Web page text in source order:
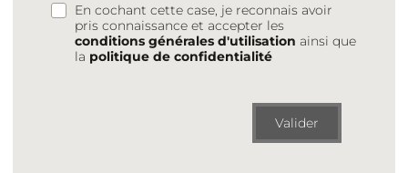
En cochant cette case, je reconnais avoir
pris connaissance et accepter les
conditions générales d'utilisation ainsi que
la politique de confidentialité
Valider